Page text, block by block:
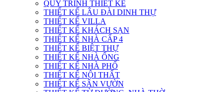
QUY TRÌNH THIẾT KẾ
THIẾT KẾ LÂU ĐÀI DINH THỰ
THIẾT KẾ VILLA
THIẾT KẾ KHÁCH SẠN
THIẾT KẾ NHÀ CẤP 4
THIẾT KẾ BIỆT THỰ
THIẾT KẾ NHÀ ỐNG
THIẾT KẾ NHÀ PHỐ
THIẾT KẾ NỘI THẤT
THIẾT KẾ SÂN VƯỜN